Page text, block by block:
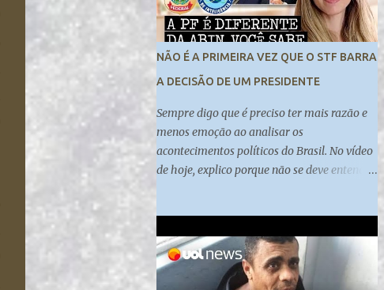
kpw22or4oxo0RFCzcw
NÃO É A PRIMEIRA VEZ QUE O STF BARRA
A DECISÃO DE UM PRESIDENTE
Sempre digo que é preciso ter mais razão e
menos emoção ao analisar os
acontecimentos políticos do Brasil. No vídeo
de hoje, explico porque não se deve entender
órgãos deve ser discutida sob diversas
perspectivas.